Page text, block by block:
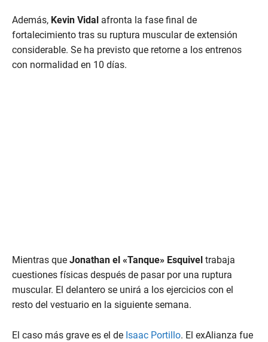
Además, Kevin Vidal afronta la fase final de
fortalecimiento tras su ruptura muscular de extensión
considerable. Se ha previsto que retorne a los entrenos
con normalidad en 10 días.
Mientras que Jonathan el «Tanque» Esquivel trabaja
cuestiones físicas después de pasar por una ruptura
muscular. El delantero se unirá a los ejercicios con el
resto del vestuario en la siguiente semana.
El caso más grave es el de Isaac Portillo. El exAlianza fue